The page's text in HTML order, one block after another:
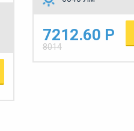
7212.60 Р
8014